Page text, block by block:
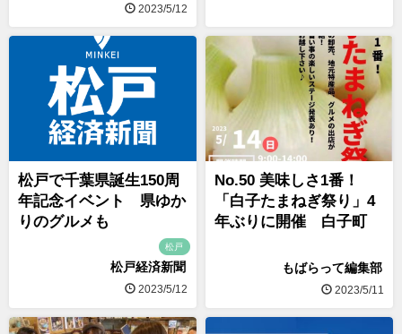
2023/5/12
松戸で千葉県誕生150周
年記念イベント 県ゆか
りのグルメも
松戸
松戸経済新聞
2023/5/12
No.50 美味しさ1番！
「白子たまねぎ祭り」4
年ぶりに開催 白子町
もばらって編集部
2023/5/11